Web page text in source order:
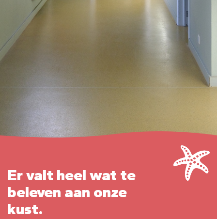
Er valt heel wat te
beleven aan onze
kust.